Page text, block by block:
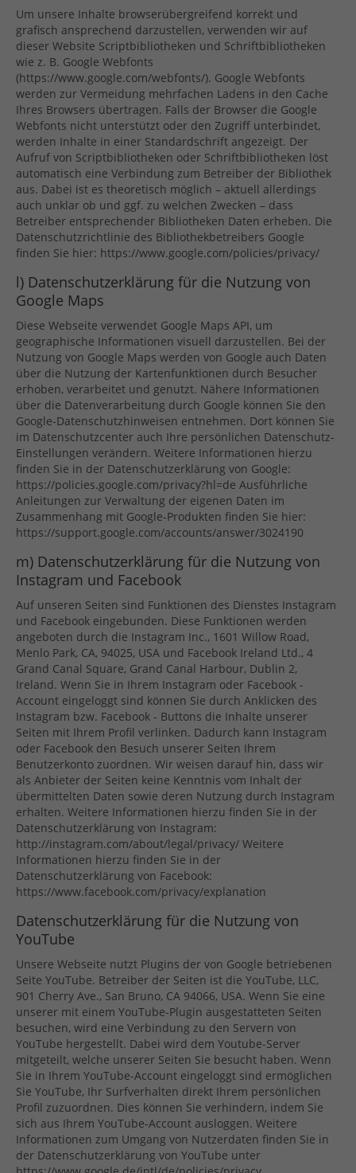
Um unsere Inhalte browserübergreifend korrekt und
grafisch ansprechend darzustellen, verwenden wir auf
dieser Website Scriptbibliotheken und Schriftbibliotheken
wie z. B. Google Webfonts
(https://www.google.com/webfonts/). Google Webfonts
werden zur Vermeidung mehrfachen Ladens in den Cache
Ihres Browsers übertragen. Falls der Browser die Google
Webfonts nicht unterstützt oder den Zugriff unterbindet,
werden Inhalte in einer Standardschrift angezeigt. Der
Aufruf von Scriptbibliotheken oder Schriftbibliotheken löst
automatisch eine Verbindung zum Betreiber der Bibliothek
aus. Dabei ist es theoretisch möglich – aktuell allerdings
auch unklar ob und ggf. zu welchen Zwecken – dass
Betreiber entsprechender Bibliotheken Daten erheben. Die
Datenschutzrichtlinie des Bibliothekbetreibers Google
finden Sie hier: https://www.google.com/policies/privacy/
l) Datenschutzerklärung für die Nutzung von
Google Maps
Diese Webseite verwendet Google Maps API, um
geographische Informationen visuell darzustellen. Bei der
Nutzung von Google Maps werden von Google auch Daten
über die Nutzung der Kartenfunktionen durch Besucher
erhoben, verarbeitet und genutzt. Nähere Informationen
über die Datenverarbeitung durch Google können Sie den
Google-Datenschutzhinweisen entnehmen. Dort können Sie
im Datenschutzcenter auch Ihre persönlichen Datenschutz-
Einstellungen verändern. Weitere Informationen hierzu
finden Sie in der Datenschutzerklärung von Google:
https://policies.google.com/privacy?hl=de Ausführliche
Anleitungen zur Verwaltung der eigenen Daten im
Zusammenhang mit Google-Produkten finden Sie hier:
https://support.google.com/accounts/answer/3024190
m) Datenschutzerklärung für die Nutzung von
Instagram und Facebook
Auf unseren Seiten sind Funktionen des Dienstes Instagram
und Facebook eingebunden. Diese Funktionen werden
angeboten durch die Instagram Inc., 1601 Willow Road,
Menlo Park, CA, 94025, USA und Facebook Ireland Ltd., 4
Grand Canal Square, Grand Canal Harbour, Dublin 2,
Ireland. Wenn Sie in Ihrem Instagram oder Facebook -
Account eingeloggt sind können Sie durch Anklicken des
Instagram bzw. Facebook - Buttons die Inhalte unserer
Seiten mit Ihrem Profil verlinken. Dadurch kann Instagram
oder Facebook den Besuch unserer Seiten Ihrem
Benutzerkonto zuordnen. Wir weisen darauf hin, dass wir
als Anbieter der Seiten keine Kenntnis vom Inhalt der
übermittelten Daten sowie deren Nutzung durch Instagram
erhalten. Weitere Informationen hierzu finden Sie in der
Datenschutzerklärung von Instagram:
http://instagram.com/about/legal/privacy/ Weitere
Informationen hierzu finden Sie in der
Datenschutzerklärung von Facebook:
https://www.facebook.com/privacy/explanation
Datenschutzerklärung für die Nutzung von
YouTube
Unsere Webseite nutzt Plugins der von Google betriebenen
Seite YouTube. Betreiber der Seiten ist die YouTube, LLC,
901 Cherry Ave., San Bruno, CA 94066, USA. Wenn Sie eine
unserer mit einem YouTube-Plugin ausgestatteten Seiten
besuchen, wird eine Verbindung zu den Servern von
YouTube hergestellt. Dabei wird dem Youtube-Server
mitgeteilt, welche unserer Seiten Sie besucht haben. Wenn
Sie in Ihrem YouTube-Account eingeloggt sind ermöglichen
Sie YouTube, Ihr Surfverhalten direkt Ihrem persönlichen
Profil zuzuordnen. Dies können Sie verhindern, indem Sie
sich aus Ihrem YouTube-Account ausloggen. Weitere
Informationen zum Umgang von Nutzerdaten finden Sie in
der Datenschutzerklärung von YouTube unter